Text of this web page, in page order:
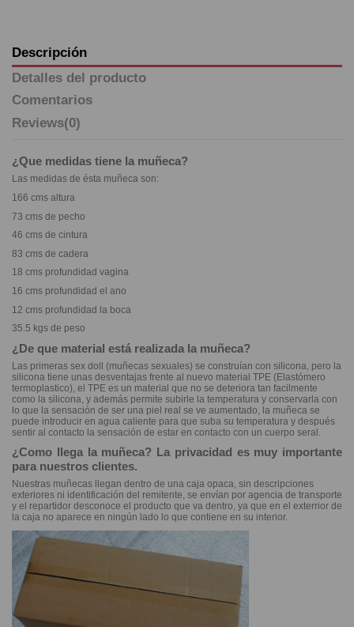
Descripción
Detalles del producto
Comentarios
Reviews(0)
¿Que medidas tiene la muñeca?
Las medidas de ésta muñeca son:
166 cms altura
73 cms de pecho
46 cms de cintura
83 cms de cadera
18 cms profundidad vagina
16 cms profundidad el ano
12 cms profundidad la boca
35.5 kgs de peso
¿De que material está realizada la muñeca?
Las primeras sex doll (muñecas sexuales) se construían con silicona, pero la
silicona tiene unas desventajas frente al nuevo material TPE (Elastómero
termoplastico), el TPE es un material que no se deteriora tan facilmente
como la silicona, y además permite subirle la temperatura y conservarla con
lo que la sensación de ser una piel real se ve aumentado, la muñeca se
puede introducir en agua caliente para que suba su temperatura y después
sentir al contacto la sensación de estar en contacto con un cuerpo seral.
¿Como llega la muñeca? La privacidad es muy importante
para nuestros clientes.
Nuestras muñecas llegan dentro de una caja opaca, sin descripciones
exteriores ni identificación del remitente, se envían por agencia de transporte
y el repartidor desconoce el producto que va dentro, ya que en el exterrior de
la caja no aparece en ningún lado lo que contiene en su interior.